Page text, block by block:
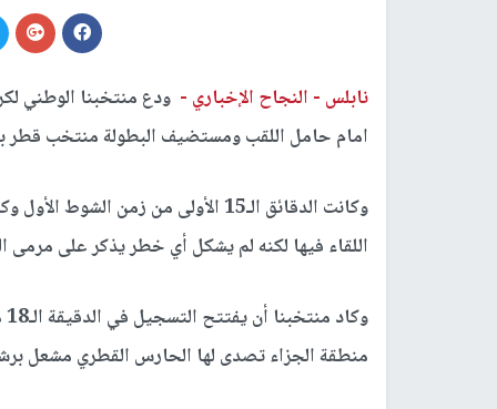
نابلس - النجاح الإخباري - ودع منتخبنا الوطني
امام حامل اللقب ومستضيف البطولة منتخب قطر
وكانت الدقائق الـ15 الأولى من
اللقاء فيها لكنه لم يشكل أي خطر يذكر على
منطقة الجزاء تصدى لها الحارس القطري مشعل